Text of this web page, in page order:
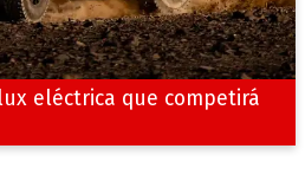
eléctrica que competirá